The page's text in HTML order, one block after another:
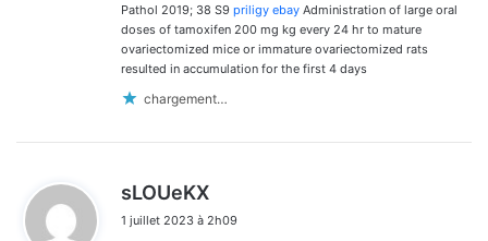
Pathol 2019; 38 S9 priligy ebay Administration of large oral
doses of tamoxifen 200 mg kg every 24 hr to mature
ovariectomized mice or immature ovariectomized rats
resulted in accumulation for the first 4 days
chargement…
sLOUeKX
t
1 juillet 2023 à 2h09